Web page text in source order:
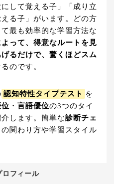
して覚える子」「成り立
る子」がいます。どの方
最も効率的な学習方法な
って、得意なルートを見
るだけで、驚くほどスム
のです。
認知特性タイプテスト
を
・ 言語優位の3つのタイ
します。簡単な診断チェ
関わり方や学習スタイル
ロフィール